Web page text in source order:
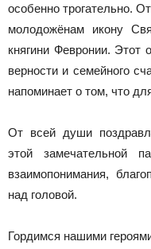
особенно трогательно.
молодожёнам икону
княгини Февронии.
верности и семейного
напоминает о том, что
От всей души
этой замечательной
взаимопонимания,
над головой.
Гордимся нашими